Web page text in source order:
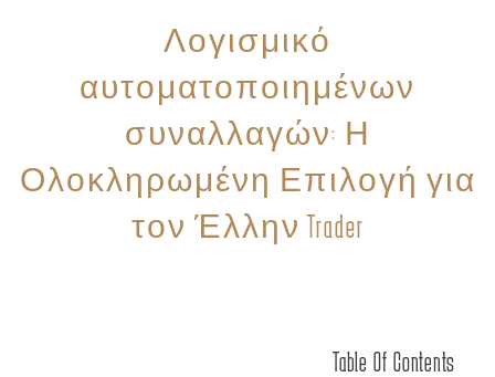
Λογισμικό
αυτοματοποιημένων
συναλλαγών: Η
Ολοκληρωμένη Επιλογή για
τον Έλλην Trader
Table Of Contents